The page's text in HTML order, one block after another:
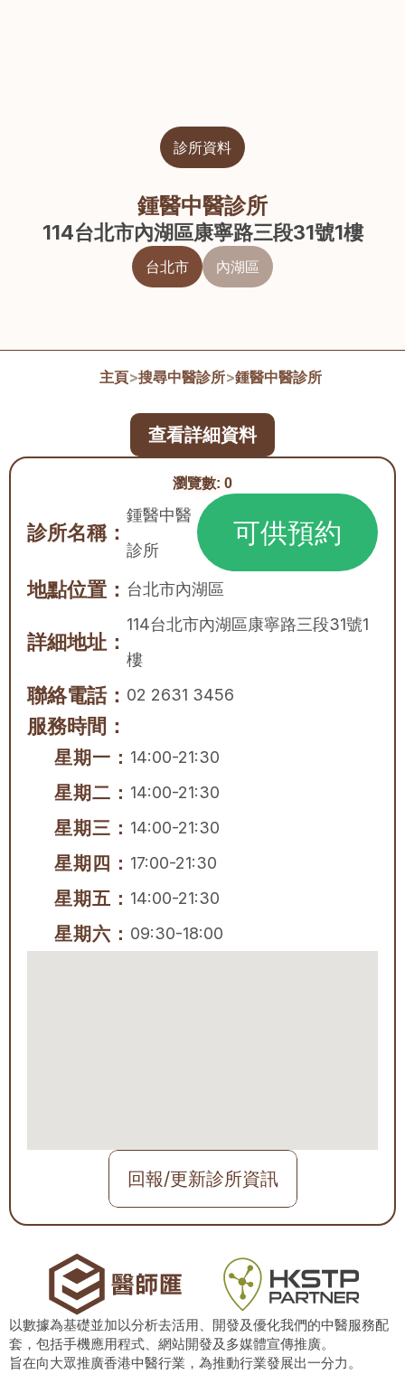
診所資料
鍾醫中醫診所
114台北市內湖區康寧路三段31號1樓
台北市 內湖區
主頁>搜尋中醫診所>鍾醫中醫診所
瀏覽數: 0
診所名稱：
鍾醫中醫
診所
可供預約
地點位置： 台北市內湖區
詳細地址：
114台北市內湖區康寧路三段31號1
樓
聯絡電話： 02 2631 3456
服務時間：
星期一： 14:00-21:30
星期二： 14:00-21:30
星期三： 14:00-21:30
星期四： 17:00-21:30
星期五： 14:00-21:30
星期六： 09:30-18:00
回報/更新診所資訊
查看詳細資料
以數據為基礎並加以分析去活用、開發及優化我們的中醫服務配
套，包括手機應用程式、網站開發及多媒體宣傳推廣。
旨在向大眾推廣香港中醫行業，為推動行業發展出一分力。